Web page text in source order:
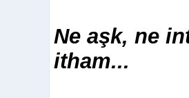
Ne aşk, ne
itham...